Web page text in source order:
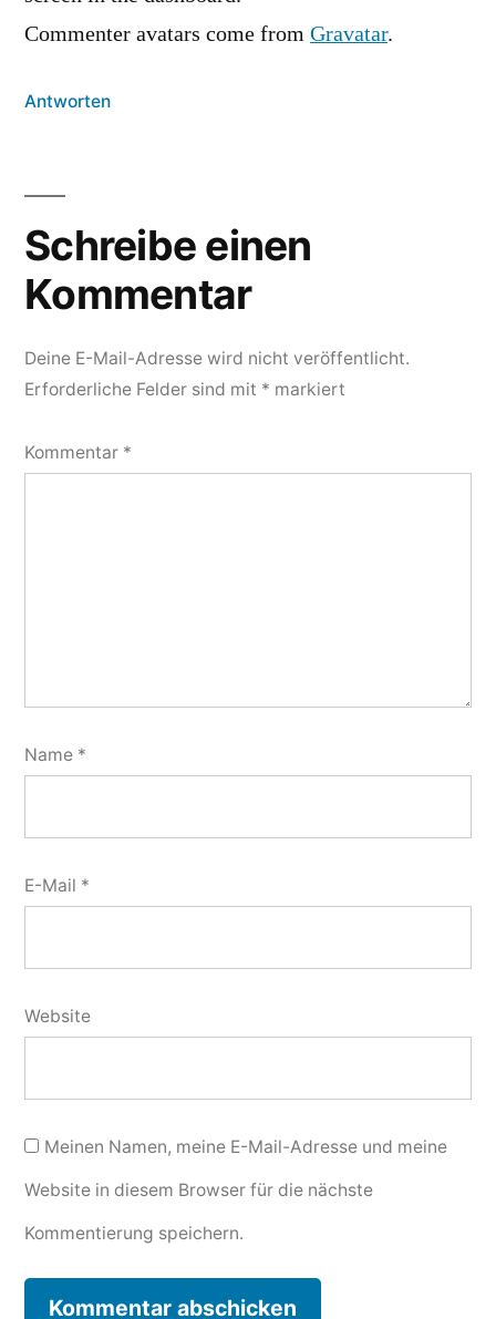
Commenter avatars come from Gravatar.
Antworten
Schreibe
einen
Kommentar
Deine E-Mail-Adresse wird nicht veröffentlicht.
Erforderliche Felder sind mit * markiert
Kommentar *
Name *
E-Mail *
Website
Meinen Namen, meine E-Mail-Adresse und meine
Website in diesem Browser für die nächste
Kommentierung speichern.
Schreibe einen
Kommentar